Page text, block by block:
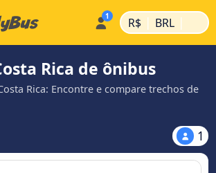
R$ | BRL |
Rica de ônibus
Rica: Encontre e compare trechos de
1